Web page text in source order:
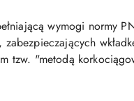
wymogi normy
tzw. "metodą